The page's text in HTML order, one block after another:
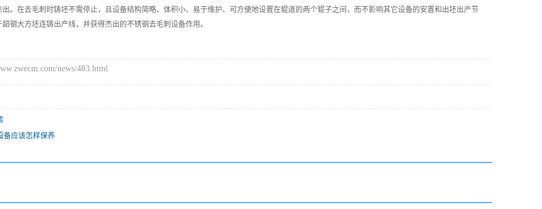
。在去毛刺时铸坯不需停止，且设备结构简略、体积小、易于维护、可方便地设置在辊道的两个辊子之间，而不影响其它设备的安置和出坯出产节
钢大方坯连铸出产线，并获得杰出的不锈钢去毛刺设备作用。
news/483.html
备应该怎样保养